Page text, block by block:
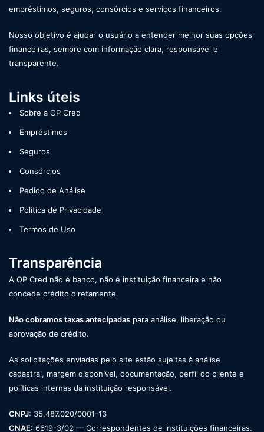
empréstimos, seguros, consórcios e serviços financeiros.
Nosso objetivo é ajudar o usuário a entender melhor suas opções
financeiras, sempre com informação clara, responsável e
transparente.
Links úteis
Sobre a OP Cred
Empréstimos
Seguros
Consórcios
Pedido de Análise
Política de Privacidade
Termos de Uso
Transparência
A OP Cred não é banco, não é instituição financeira e não
concede crédito diretamente.
Não cobramos taxas antecipadas para análise, liberação ou
aprovação de crédito.
As solicitações enviadas pelo site estão sujeitas à análise
cadastral, margem disponível, documentação, perfil do cliente e
políticas internas da instituição responsável.
CNPJ: 35.487.020/0001-13
CNAE: 6619-3/02 — Correspondentes de instituições financeiras.